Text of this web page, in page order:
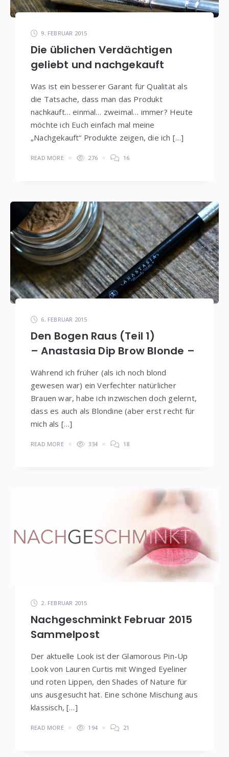
9. FEBRUAR 2015
Die üblichen Verdächtigen
geliebt und nachgekauft
Was ist ein besserer Garant für Qualität als
die Tatsache, dass man das Produkt
nachkauft… einmal… zweimal… immer? Heute
möchte ich Euch einfach mal meine
„Nachgekauft“ Produkte zeigen, die ich […]
READ MORE 276 16
6. FEBRUAR 2015
Den Bogen Raus (Teil 1)
– Anastasia Dip Brow Blonde –
Während ich früher (als ich noch blond
gewesen war) ein Verfechter natürlicher
Brauen war, habe ich inzwischen doch gelernt,
dass es auch als Blondine (aber erst recht für
mich als […]
READ MORE 334 18
2. FEBRUAR 2015
Nachgeschminkt Februar 2015
Sammelpost
Der aktuelle Look ist der Glamorous Pin-Up
Look von Lauren Curtis mit Winged Eyeliner
und roten Lippen, den Shades of Nature für
uns ausgesucht hat. Eine schöne Mischung aus
klassisch, […]
READ MORE 194 21